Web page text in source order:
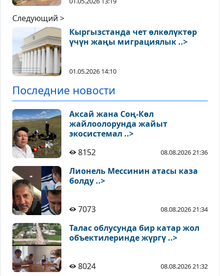
Следующий >
Кыргызстанда чет өлкөлүктөр
үчүн жаңы миграциялык ..>
01.05.2026 14:10
Последние новости
Аксай жана Соң-Көл
жайлоолорунда жайыт
экосистемал ..>
8152
08.08.2026 21:36
Лионель Мессинин атасы каза
болду ..>
7073 08.08.2026 21:34
Талас облусунда бир катар жол
объектилеринде жүргү ..>
8024 08.08.2026 21:32